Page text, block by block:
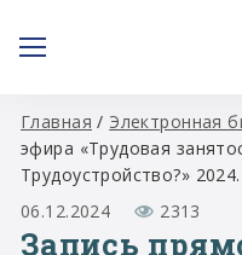
Главная / Электронная
эфира «Трудовая
Трудоустройство?»
06.12.2024
2313
Запись